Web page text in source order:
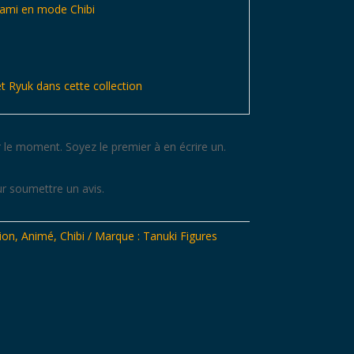
en mode Chibi
Ryuk dans cette collection
moment. Soyez le premier à en écrire un.
soumettre un avis.
, Animé, Chibi Marque : Tanuki Figures